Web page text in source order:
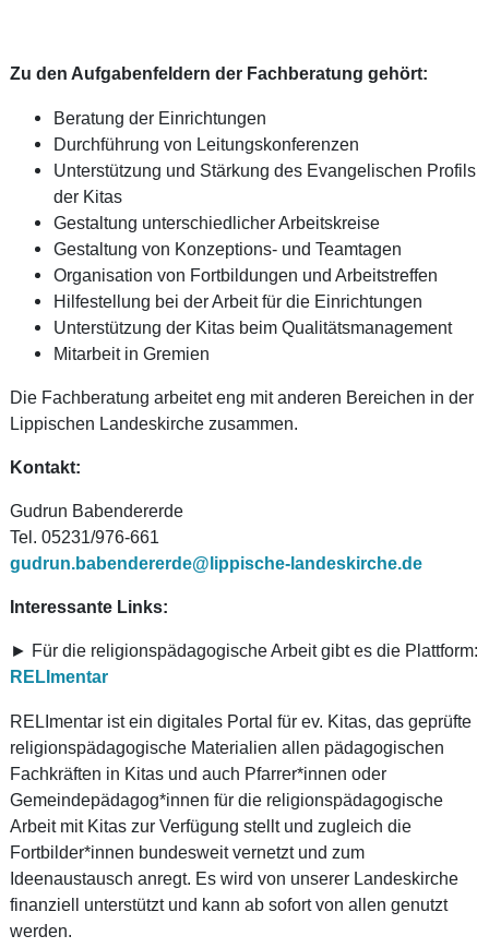
Zu den Aufgabenfeldern der Fachberatung gehört:
Beratung der Einrichtungen
Durchführung von Leitungskonferenzen
Unterstützung und Stärkung des Evangelischen Profils
der Kitas
Gestaltung unterschiedlicher Arbeitskreise
Gestaltung von Konzeptions- und Teamtagen
Organisation von Fortbildungen und Arbeitstreffen
Hilfestellung bei der Arbeit für die Einrichtungen
Unterstützung der Kitas beim Qualitätsmanagement
Mitarbeit in Gremien
Die Fachberatung arbeitet eng mit anderen Bereichen in der
Lippischen Landeskirche zusammen.
Kontakt:
Gudrun Babendererde
Tel. 05231/976-661
gudrun.babendererde@lippische-landeskirche.de
Interessante Links:
► Für die religionspädagogische Arbeit gibt es die Plattform:
RELImentar
RELImentar ist ein digitales Portal für ev. Kitas, das geprüfte
religionspädagogische Materialien allen pädagogischen
Fachkräften in Kitas und auch Pfarrer*innen oder
Gemeindepädagog*innen für die religionspädagogische
Arbeit mit Kitas zur Verfügung stellt und zugleich die
Fortbilder*innen bundesweit vernetzt und zum
Ideenaustausch anregt. Es wird von unserer Landeskirche
finanziell unterstützt und kann ab sofort von allen genutzt
werden.